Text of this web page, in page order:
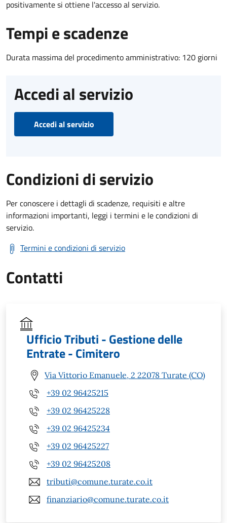
positivamente si ottiene l'accesso al servizio.
Tempi e scadenze
Durata massima del procedimento amministrativo: 120 giorni
Accedi al servizio
Accedi al servizio
Condizioni di servizio
Per conoscere i dettagli di scadenze, requisiti e altre
informazioni importanti, leggi i termini e le condizioni di
servizio.
Termini e condizioni di servizio
Contatti
Ufficio Tributi - Gestione delle
Entrate - Cimitero
Via Vittorio Emanuele, 2 22078 Turate (CO)
+39 02 96425215
+39 02 96425228
+39 02 96425234
+39 02 96425227
+39 02 96425208
tributi@comune.turate.co.it
finanziario@comune.turate.co.it